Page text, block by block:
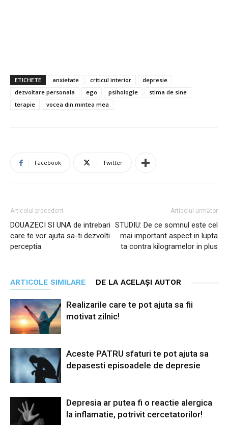
ETICHETE anxietate criticul interior
depresie
dezvoltare personala
ego psihologie
stima de sine
terapie
vocea din mintea mea
Facebook Twitter
Articolul precedent
DOUAZECI SI UNA de intrebari
care te vor ajuta sa-ti dezvolti
perceptia
Articolul următor
STUDIU: De ce somnul este cel
mai important aspect in lupta
ta contra kilogramelor in plus
ARTICOLE SIMILARE DE LA ACELAȘI AUTOR
Realizarile care te pot ajuta sa fii
motivat zilnic!
Aceste PATRU sfaturi te pot ajuta sa
depasesti episoadele de depresie
Depresia ar putea fi o reactie alergica
la inflamatie, potrivit cercetatorilor!